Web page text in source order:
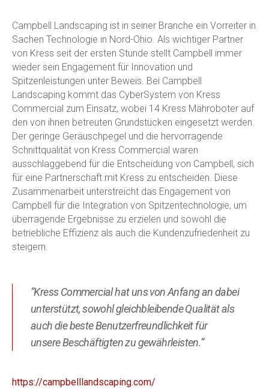
Campbell Landscaping ist in seiner Branche ein Vorreiter in
Sachen Technologie in Nord-Ohio. Als wichtiger Partner
von Kress seit der ersten Stunde stellt Campbell immer
wieder sein Engagement für Innovation und
Spitzenleistungen unter Beweis. Bei Campbell
Landscaping kommt das CyberSystem von Kress
Commercial zum Einsatz, wobei 14 Kress Mähroboter auf
den von ihnen betreuten Grundstücken eingesetzt werden.
Der geringe Geräuschpegel und die hervorragende
Schnittqualität von Kress Commercial waren
ausschlaggebend für die Entscheidung von Campbell, sich
für eine Partnerschaft mit Kress zu entscheiden. Diese
Zusammenarbeit unterstreicht das Engagement von
Campbell für die Integration von Spitzentechnologie, um
überragende Ergebnisse zu erzielen und sowohl die
betriebliche Effizienz als auch die Kundenzufriedenheit zu
steigern.
“Kress Commercial hat uns von Anfang an dabei
unterstützt, sowohl gleichbleibende Qualität als
auch die beste Benutzerfreundlichkeit für
unsere Beschäftigten zu gewährleisten.”
https://campbelllandscaping.com/